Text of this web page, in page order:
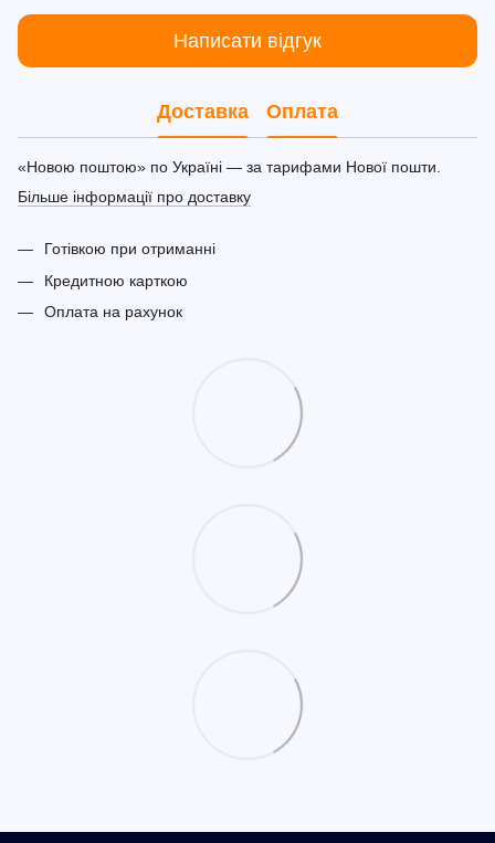
Написати відгук
Доставка Оплата
«Новою поштою» по Україні — за тарифами Нової пошти.
Більше інформації про доставку
Готівкою при отриманні
Кредитною карткою
Оплата на рахунок